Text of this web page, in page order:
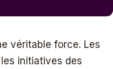
véritable force. Les
initiatives des